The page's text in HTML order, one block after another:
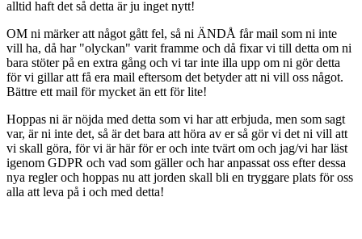
alltid haft det så detta är ju inget nytt!
OM ni märker att något gått fel, så ni ÄNDÅ får mail som ni inte
vill ha, då har "olyckan" varit framme och då fixar vi till detta om ni
bara stöter på en extra gång och vi tar inte illa upp om ni gör detta
för vi gillar att få era mail eftersom det betyder att ni vill oss något.
Bättre ett mail för mycket än ett för lite!
Hoppas ni är nöjda med detta som vi har att erbjuda, men som sagt
var, är ni inte det, så är det bara att höra av er så gör vi det ni vill att
vi skall göra, för vi är här för er och inte tvärt om och jag/vi har läst
igenom GDPR och vad som gäller och har anpassat oss efter dessa
nya regler och hoppas nu att jorden skall bli en tryggare plats för oss
alla att leva på i och med detta!